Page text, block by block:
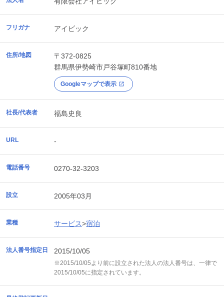
フリガナ アイビック
住所/地図
〒372-0825
群馬県伊勢崎市戸谷塚町810番地
Googleマップで表示
社長/代表者 福島史良
URL -
電話番号 0270-32-3203
設立 2005年03月
業種 サービス>宿泊
法人番号指定日 2015/10/05
※2015/10/05より前に設立された法人の法人番号は、一律で
2015/10/05に指定されています。